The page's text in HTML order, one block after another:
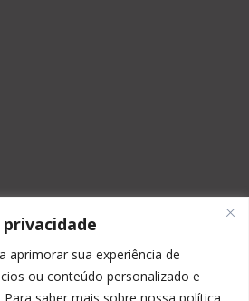
aprimorar sua experiência de
ou conteúdo personalizado e
saber mais sobre nossa política